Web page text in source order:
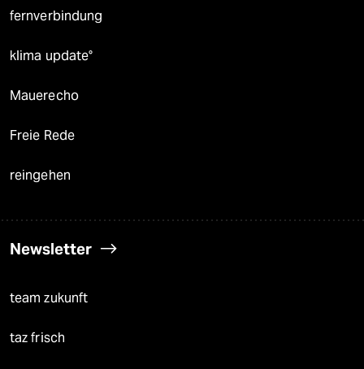
fernverbindung
klima update°
Mauerecho
Freie Rede
reingehen
Newsletter
team zukunft
taz frisch